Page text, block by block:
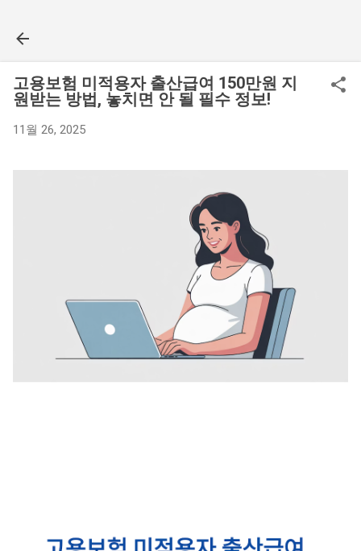
고용보험 미적용자 출산급여 150만원 지
원받는 방법, 놓치면 안 될 필수 정보!
11월 26, 2025